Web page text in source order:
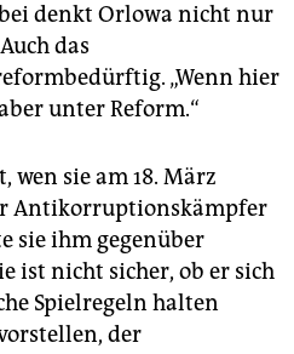
denkt Orlowa nicht nur
das
„Wenn hier
unter Reform.“
wen sie am 18. März
Antikorruptionskämpfer
sie ihm gegenüber
ist nicht sicher, ob er sich
Spielregeln halten
der